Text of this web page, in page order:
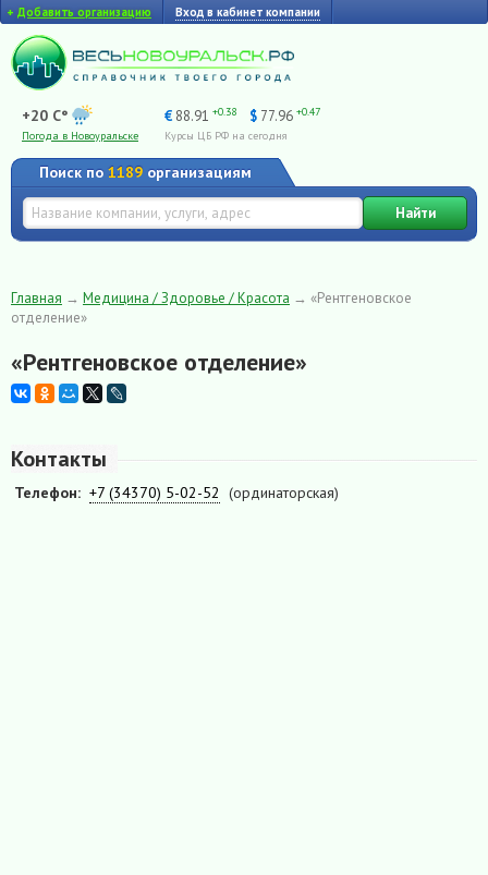
+ Добавить организацию Вход в кабинет компании
+20 C°
Погода в Новоуральске
€ 88.91 +0.38 $ 77.96 +0.47
Курсы ЦБ РФ на сегодня
Поиск по 1189 организациям
Найти
Главная → Медицина / Здоровье / Красота → «Рентгеновское
отделение»
«Рентгеновское отделение»
Контакты
Телефон: +7 (34370) 5-02-52 (ординаторская)